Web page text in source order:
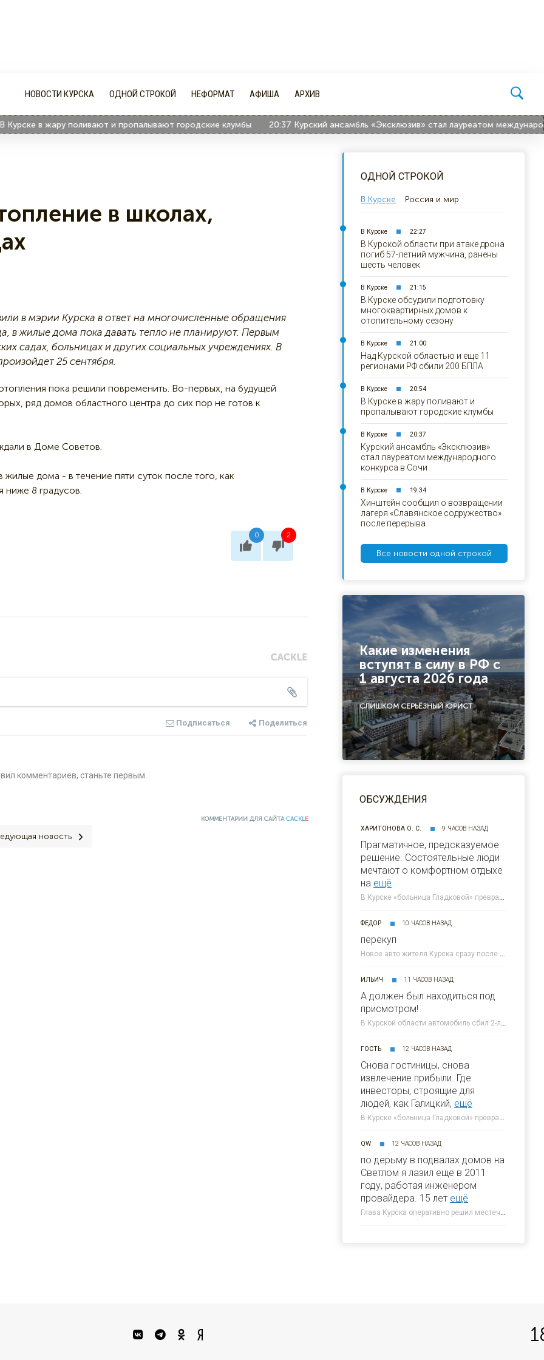
НОВОСТИ КУРСКА ОДНОЙ СТРОКОЙ НЕФОРМАТ АФИША АРХИВ
в жару поливают и пропалывают городские клумбы 20:37 Курский ансамбль «Эксклюзив» стал лауреатом
в школах,
в мэрии Курска в ответ на многочисленные обращения
в жилые дома пока давать тепло не планируют. Первым
садах, больницах и других социальных учреждениях. В
25 сентября.
пока решили повременить. Во-первых, на будущей
ряд домов областного центра до сих пор не готов к
в Доме Советов.
дома - в течение пяти суток после того, как
ниже 8 градусов.
0 2
Подписаться Поделиться
комментариев, станьте первым.
КОММЕНТАРИИ ДЛЯ САЙТАCACKLE
новость
ОДНОЙ СТРОКОЙ
В Курске Россия и мир
В Курске 22:27
В Курской области при атаке дрона
погиб 57-летний мужчина, ранены
шесть человек
В Курске 21:15
В Курске обсудили подготовку
многоквартирных домов к
отопительному сезону
В Курске 21:00
Над Курской областью и еще 11
регионами РФ сбили 200 БПЛА
В Курске 20:54
В Курске в жару поливают и
пропалывают городские клумбы
В Курске 20:37
Курский ансамбль «Эксклюзив»
стал лауреатом международного
конкурса в Сочи
В Курске 19:34
Хинштейн сообщил о возвращении
лагеря «Славянское содружество»
после перерыва
Все новости одной строкой
Какие изменения
вступят в силу в РФ с
1 августа 2026 года
СЛИШКОМ СЕРЬЁЗНЫЙ ЮРИСТ
ОБСУЖДЕНИЯ
ХАРИТОНОВА О. С. 9 ЧАСОВ НАЗАД
Прагматичное, предсказуемое
решение. Состоятельные люди
мечтают о комфортном отдыхе
на ещё
В Курске «больница Гладковой» превратится в отель 4* к 2030 году » 46ТВ Курское Интернет Телевидение
ФЕДОР 10 ЧАСОВ НАЗАД
перекуп
Новое авто жителя Курска сразу после покупки попало под атаку ВСУ » 46ТВ Курское Интернет Телевидение
ИЛЬИЧ 11 ЧАСОВ НАЗАД
А должен был находиться под
присмотром!
В Курской области автомобиль сбил 2-летнего малыша » 46ТВ Курское Интернет Телевидение
ГОСТЬ 12 ЧАСОВ НАЗАД
Снова гостиницы, снова
извлечение прибыли. Где
инвесторы, строящие для
людей, как Галицкий, ещё
В Курске «больница Гладковой» превратится в отель 4* к 2030 году » 46ТВ Курское Интернет Телевидение
QW 12 ЧАСОВ НАЗАД
по дерьму в подвалах домов на
Светлом я лазил еще в 2011
году, работая инженером
провайдера. 15 лет ещё
Глава Курска оперативно решил местечковую проблему » 46ТВ Курское Интернет Телевидение